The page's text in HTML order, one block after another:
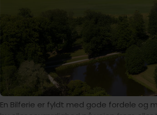
En Bilferie er fyldt med gode fordele og